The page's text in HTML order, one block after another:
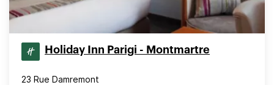
Holiday Inn Parigi - Montmartre
23 Rue Damremont